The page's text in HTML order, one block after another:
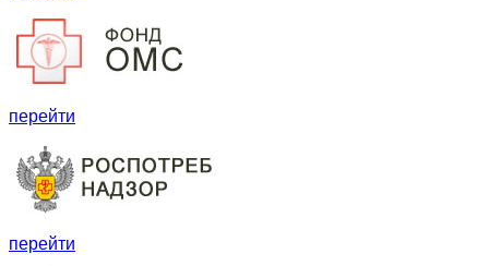
перейти
перейти